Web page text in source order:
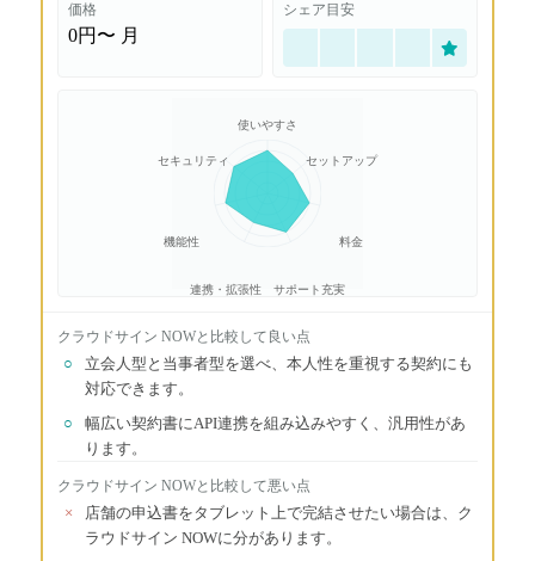
価格
0円〜 月
シェア目安
使いやすさ
セットアップ
料金
サポート充実
連携・拡張性
機能性
セキュリティ
クラウドサイン NOWと比較して良い点
○
立会人型と当事者型を選べ、本人性を重視する契約にも
対応できます。
○
幅広い契約書にAPI連携を組み込みやすく、汎用性があ
ります。
クラウドサイン NOWと比較して悪い点
×
店舗の申込書をタブレット上で完結させたい場合は、ク
ラウドサイン NOWに分があります。